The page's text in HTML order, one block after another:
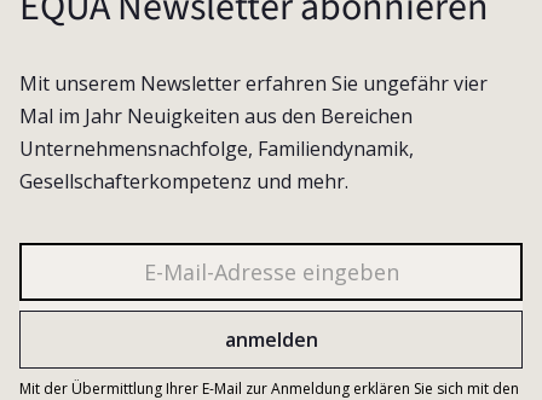
Mit unserem Newsletter erfahren Sie ungefähr vier
Mal im Jahr Neuigkeiten aus den Bereichen
Unternehmensnachfolge, Familiendynamik,
Gesellschafterkompetenz und mehr.
Mit der Übermittlung Ihrer E-Mail zur Anmeldung erklären Sie sich mit den